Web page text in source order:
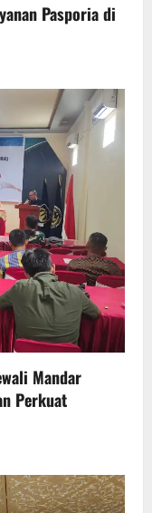
Pasporia di
Mandar
Perkuat